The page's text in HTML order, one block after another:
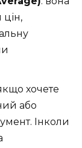
цін,
хочете
або
Інколи